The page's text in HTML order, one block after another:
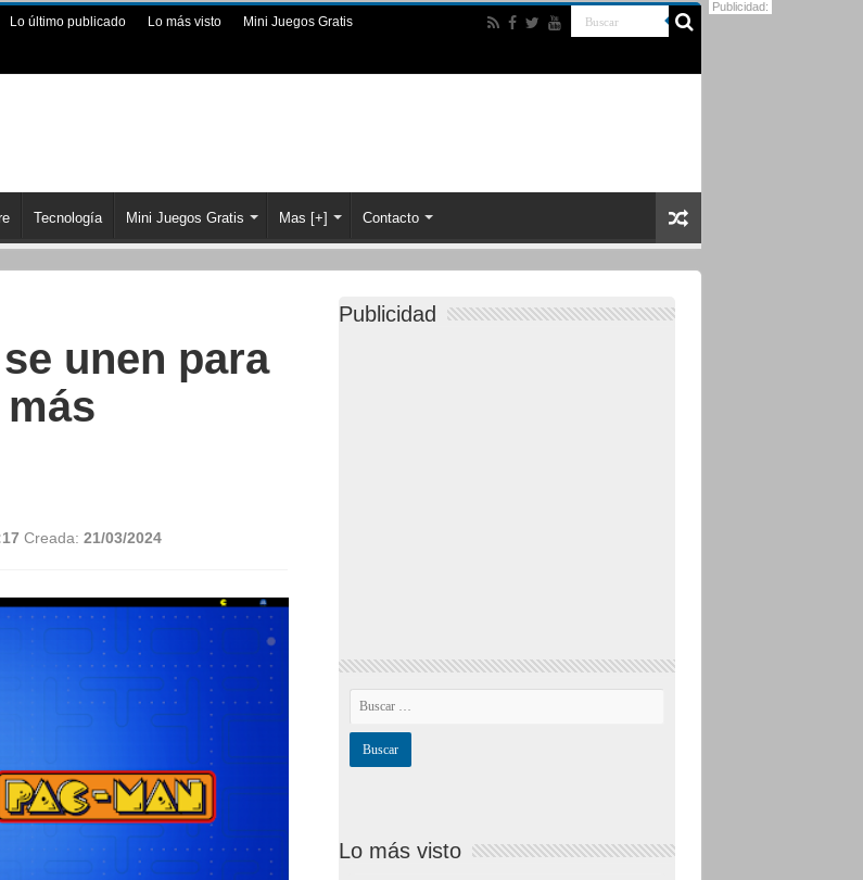
Lo último publicado Lo más visto Mini Juegos Gratis
Tecnología Mini Juegos Gratis Mas [+] Contacto
unen para
Creada: 21/03/2024
Publicidad
Lo más visto
Publicidad: